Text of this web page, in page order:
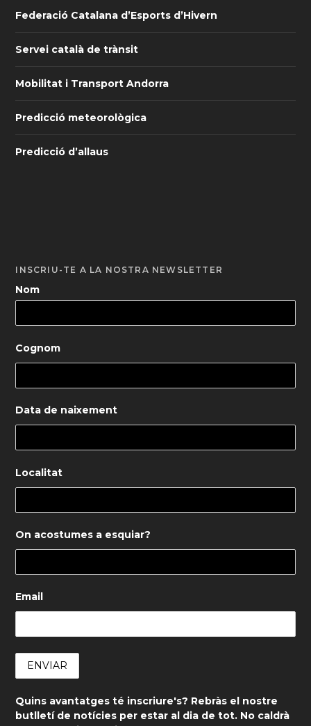
Federació Catalana d’Esports d’Hivern
Servei català de trànsit
Mobilitat i Transport Andorra
Predicció meteorològica
Predicció d’allaus
INSCRIU-TE A LA NOSTRA NEWSLETTER
Nom
Cognom
Data de naixement
Localitat
On acostumes a esquiar?
Email
Quins avantatges té inscriure's? Rebràs el nostre
butlletí de notícies per estar al dia de tot. No caldrà